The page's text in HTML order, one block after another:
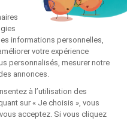
Courtier en opérations de
Courtier d'assurance ou de
d'Assurance (MIA)
(www.orias.fr).
de Contrôle Prudentiel et de
4 Place de Budapest, CS
: 01 49 95 40 00 site :
le N° 856647 © Partners